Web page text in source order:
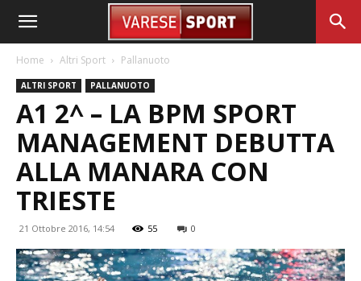
Home Altri Sport Pallanuoto
ALTRI SPORT PALLANUOTO
A1 2^ – LA BPM SPORT
MANAGEMENT DEBUTTA
ALLA MANARA CON
TRIESTE
21 Ottobre 2016, 14:54 55 0